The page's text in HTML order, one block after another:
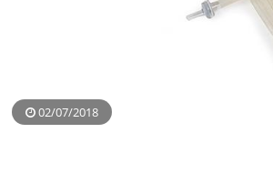
02/07/2018